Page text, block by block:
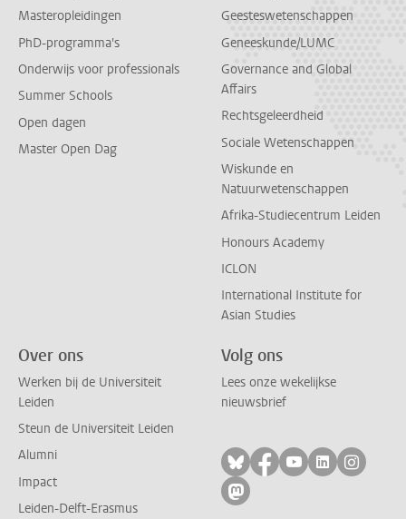
Masteropleidingen
PhD-programma's
Onderwijs voor professionals
Summer Schools
Open dagen
Master Open Dag
Geesteswetenschappen
Geneeskunde/LUMC
Governance and Global
Affairs
Rechtsgeleerdheid
Sociale Wetenschappen
Wiskunde en
Natuurwetenschappen
Afrika-Studiecentrum Leiden
Honours Academy
ICLON
International Institute for
Asian Studies
Over ons
Werken bij de Universiteit
Leiden
Steun de Universiteit Leiden
Alumni
Impact
Leiden-Delft-Erasmus
Volg ons
Lees onze wekelijkse
nieuwsbrief
Volg ons op bluesky
Volg ons op
Volg ons op
Volg ons
Volg
Volg ons op mastodon